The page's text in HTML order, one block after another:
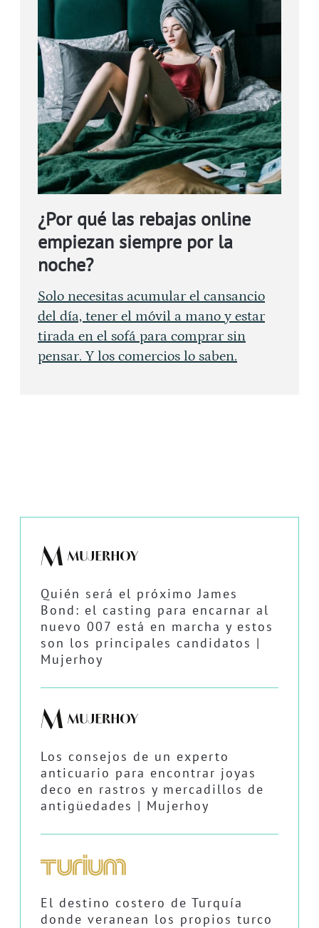
¿Por qué las rebajas online
empiezan siempre por la
noche?
Solo necesitas acumular el cansancio
del día, tener el móvil a mano y estar
tirada en el sofá para comprar sin
pensar. Y los comercios lo saben.
Quién será el próximo James
Bond: el casting para encarnar al
nuevo 007 está en marcha y estos
son los principales candidatos |
Mujerhoy
Los consejos de un experto
anticuario para encontrar joyas
deco en rastros y mercadillos de
antigüedades | Mujerhoy
El destino costero de Turquía
donde veranean los propios turco